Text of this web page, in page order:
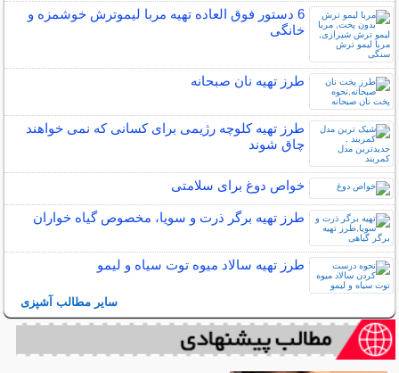
6 دستور فوق العاده تهیه مربا لیموترش خوشمزه و
خانگی
طرز تهیه نان صبحانه
طرز تهیه کلوچه رژیمی برای کسانی که نمی خواهند
چاق شوند
خواص دوغ برای سلامتی
طرز تهیه برگر ذرت و سویا، مخصوص گیاه خواران
طرز تهیه سالاد میوه توت سیاه و لیمو
سایر مطالب آشپزی